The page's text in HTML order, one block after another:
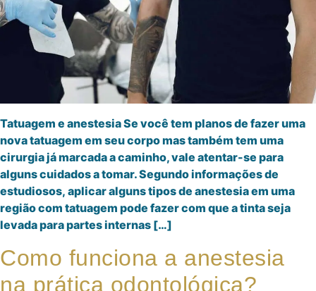
Tatuagem e anestesia Se você tem planos de fazer uma
nova tatuagem em seu corpo mas também tem uma
cirurgia já marcada a caminho, vale atentar-se para
alguns cuidados a tomar. Segundo informações de
estudiosos, aplicar alguns tipos de anestesia em uma
região com tatuagem pode fazer com que a tinta seja
levada para partes internas […]
Como funciona a anestesia
na prática odontológica?